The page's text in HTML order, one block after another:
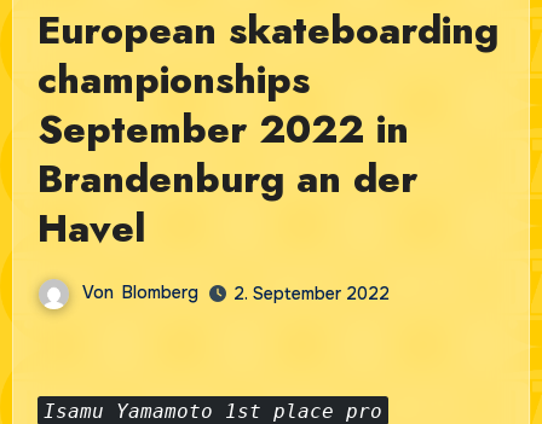
European skateboarding
championships
September 2022 in
Brandenburg an der
Havel
Von Blomberg 2. September 2022
Isamu Yamamoto 1st place pro